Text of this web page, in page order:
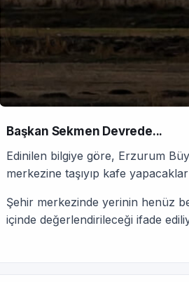
Başkan Sekmen Devrede...
Edinilen bilgiye göre, Erzurum
merkezine taşıyıp kafe
Şehir merkezinde yerinin henüz
içinde değerlendirileceği ifade